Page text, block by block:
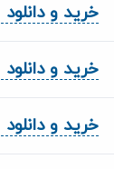
خرید و دانلود
خرید و دانلود
خرید و دانلود